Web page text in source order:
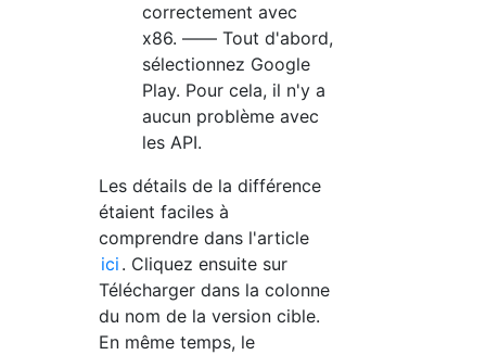
correctement avec
x86. ―― Tout d'abord,
sélectionnez Google
Play. Pour cela, il n'y a
aucun problème avec
les API.
Les détails de la différence
étaient faciles à
comprendre dans l'article
ici . Cliquez ensuite sur
Télécharger dans la colonne
du nom de la version cible.
En même temps, le